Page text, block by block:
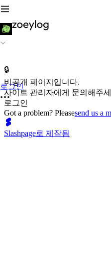
로그인
🔒
비공개 페이지입니다.
사이트 관리자에게 문의해주
로그인
Got a problem? Pleasesend us a
Slashpage로 제작됨